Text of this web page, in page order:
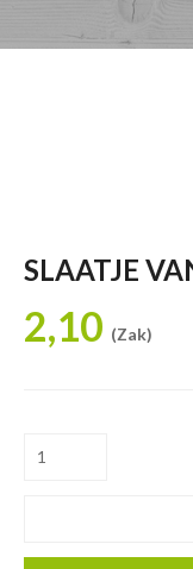
SLAATJE
2,10 (Zak)